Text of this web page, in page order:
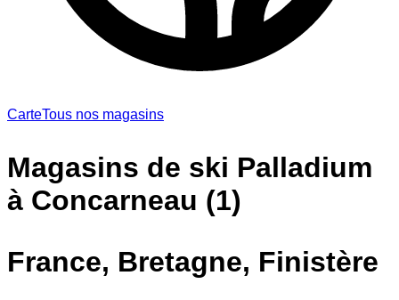
CarteTous nos magasins
Magasins de ski Palladium
à Concarneau (1)
France, Bretagne, Finistère